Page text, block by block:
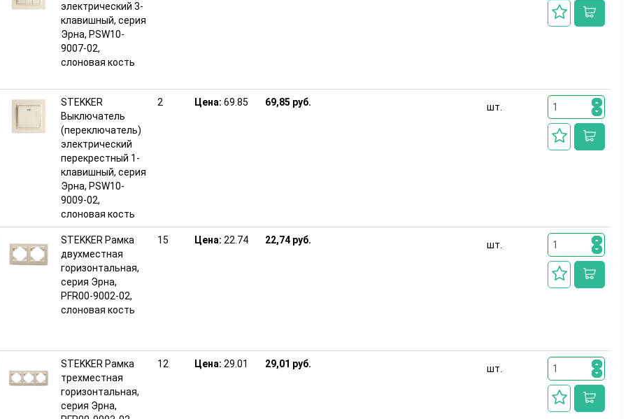
электрический 3-
клавишный, серия
Эрна, PSW10-
9007-02,
слоновая кость
STEKKER
Выключатель
(переключатель)
электрический
перекрестный 1-
клавишный, серия
Эрна, PSW10-
9009-02,
слоновая кость
2 Цена: 69.85 69,85 руб. шт.
STEKKER Рамка
двухместная
горизонтальная,
серия Эрна,
PFR00-9002-02,
слоновая кость
15 Цена: 22.74 22,74 руб. шт.
STEKKER Рамка
трехместная
горизонтальная,
серия Эрна,
12 Цена: 29.01 29,01 руб. шт.